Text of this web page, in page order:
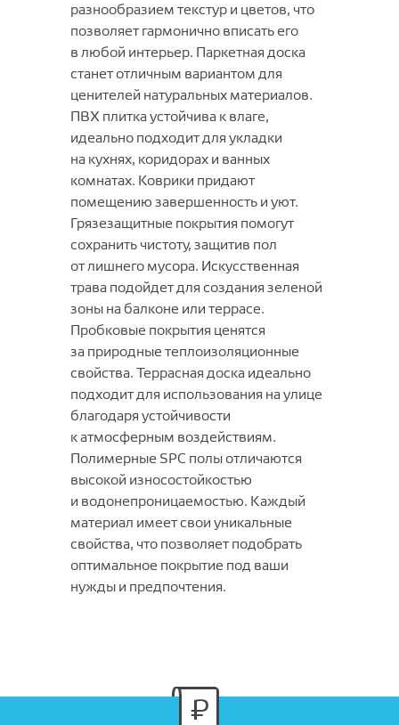
разнообразием текстур и цветов, что
позволяет гармонично вписать его
в любой интерьер. Паркетная доска
станет отличным вариантом для
ценителей натуральных материалов.
ПВХ плитка устойчива к влаге,
идеально подходит для укладки
на кухнях, коридорах и ванных
комнатах. Коврики придают
помещению завершенность и уют.
Грязезащитные покрытия помогут
сохранить чистоту, защитив пол
от лишнего мусора. Искусственная
трава подойдет для создания зеленой
зоны на балконе или террасе.
Пробковые покрытия ценятся
за природные теплоизоляционные
свойства. Террасная доска идеально
подходит для использования на улице
благодаря устойчивости
к атмосферным воздействиям.
Полимерные SPC полы отличаются
высокой износостойкостью
и водонепроницаемостью. Каждый
материал имеет свои уникальные
свойства, что позволяет подобрать
оптимальное покрытие под ваши
нужды и предпочтения.